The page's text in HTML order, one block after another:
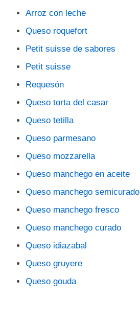
Arroz con leche
Queso roquefort
Petit suisse de sabores
Petit suisse
Requesón
Queso torta del casar
Queso tetilla
Queso parmesano
Queso mozzarella
Queso manchego en aceite
Queso manchego semicurado
Queso manchego fresco
Queso manchego curado
Queso idiazabal
Queso gruyere
Queso gouda